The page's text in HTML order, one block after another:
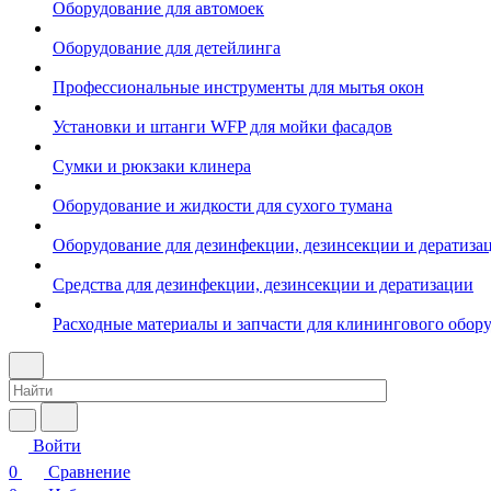
Оборудование для автомоек
Оборудование для детейлинга
Профессиональные инструменты для мытья окон
Установки и штанги WFP для мойки фасадов
Сумки и рюкзаки клинера
Оборудование и жидкости для сухого тумана
Оборудование для дезинфекции, дезинсекции и
Средства для дезинфекции, дезинсекции и дератизации
Расходные материалы и запчасти для клинингового
Войти
0
Сравнение